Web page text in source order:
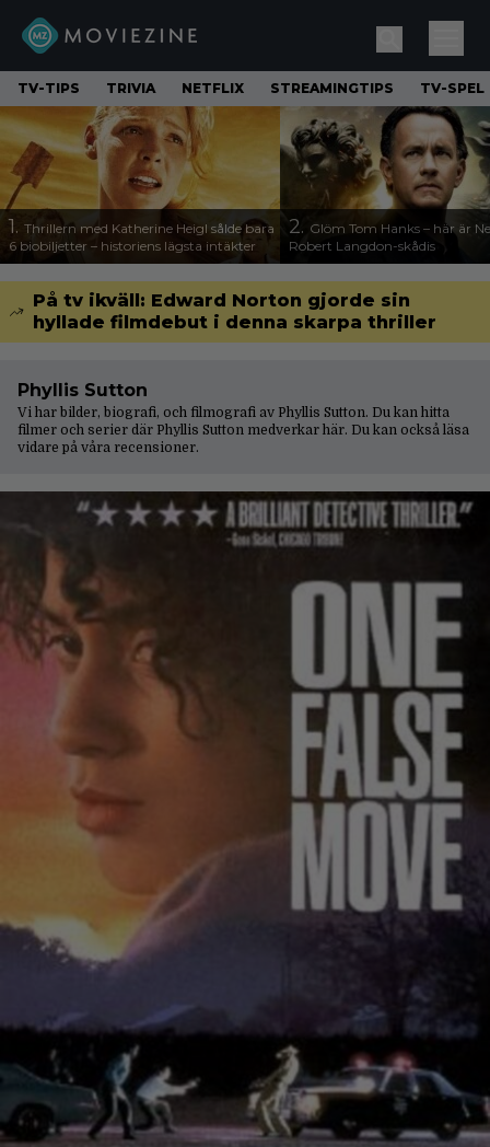
TV-TIPS TRIVIA NETFLIX STREAMINGTIPS TV-SPEL
1. Thrillern med Katherine Heigl sålde bara
6 biobiljetter – historiens lägsta intäkter
2. Glöm Tom Hanks – här är
Robert Langdon-skådis
På tv ikväll: Edward Norton gjorde sin
hyllade filmdebut i denna skarpa thriller
Phyllis Sutton
Vi har bilder, biografi, och filmografi av Phyllis Sutton. Du kan hitta
filmer och serier där Phyllis Sutton medverkar här. Du kan också läsa
vidare på våra recensioner.